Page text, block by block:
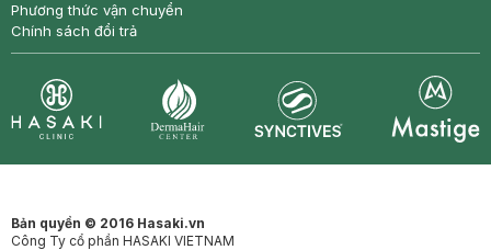
Phương thức vận chuyển
Chính sách đổi trả
Bản quyền © 2016 Hasaki.vn
Công Ty cổ phần HASAKI VIETNAM